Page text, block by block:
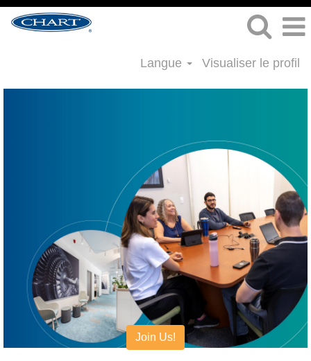
Langue Visualiser le profil
juridiques
Join Us!